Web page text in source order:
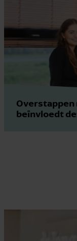
Overstappen
beïnvloedt